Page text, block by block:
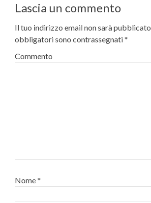
Lascia un commento
Il tuo indirizzo email non sarà
obbligatori sono contrassegnati*
Commento
Nome*